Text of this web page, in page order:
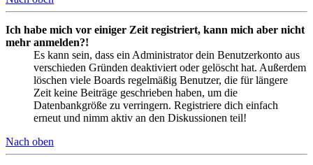
Ich habe mich vor einiger Zeit registriert, kann mich aber nicht
mehr anmelden?!
Es kann sein, dass ein Administrator dein Benutzerkonto aus
verschieden Gründen deaktiviert oder gelöscht hat. Außerdem
löschen viele Boards regelmäßig Benutzer, die für längere
Zeit keine Beiträge geschrieben haben, um die
Datenbankgröße zu verringern. Registriere dich einfach
erneut und nimm aktiv an den Diskussionen teil!
Nach oben